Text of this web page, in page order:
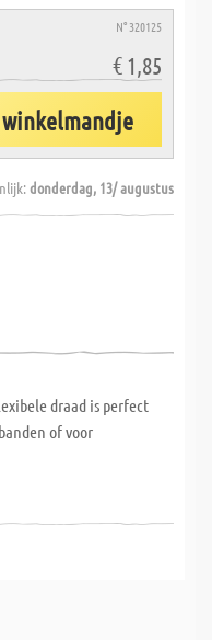
N° 320125
€ 1,85
donderdag, 13/ augustus
draad is perfect
of voor